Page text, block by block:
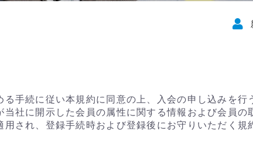
手続に従い本規約に同意の上、入会の申し込みを行
社に開示した会員の属性に関する情報および会員の
され、登録手続時および登録後にお守りいただく規